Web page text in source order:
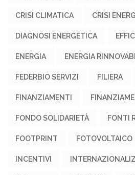
CRISI CLIMATICA CRISI
DIAGNOSI ENERGETICA
ENERGIA ENERGIA
FEDERBIO SERVIZI FILIERA
FINANZIAMENTI
FONDO SOLIDARIETÀ FONTI
FOOTPRINT FOTOVOLTAICO
INCENTIVI